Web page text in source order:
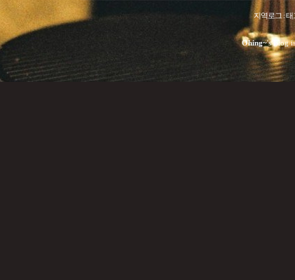
지역로그 :태
Ohing~'s Blog